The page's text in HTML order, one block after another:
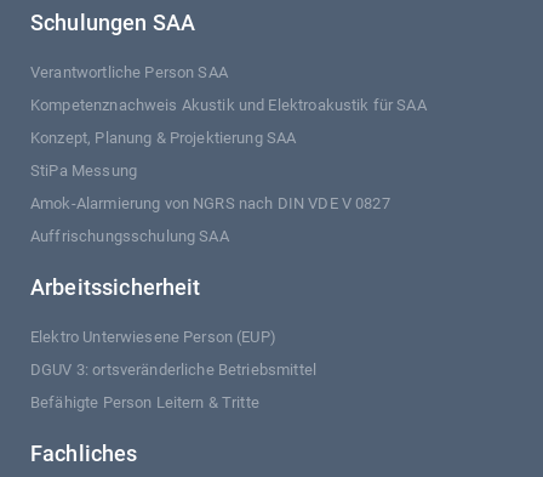
Schulungen SAA
Verantwortliche Person SAA
Kompetenznachweis Akustik und Elektroakustik für SAA
Konzept, Planung & Projektierung SAA
StiPa Messung
Amok-Alarmierung von NGRS nach DIN VDE V 0827
Auffrischungsschulung SAA
Arbeitssicherheit
Elektro Unterwiesene Person (EUP)
DGUV 3: ortsveränderliche Betriebsmittel
Befähigte Person Leitern & Tritte
Fachliches